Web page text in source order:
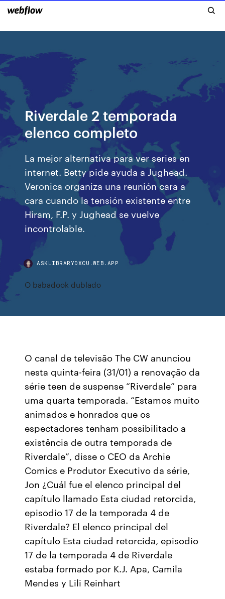
Riverdale 2 temporada
elenco completo
La mejor alternativa para ver series en
internet. Betty pide ayuda a Jughead.
Veronica organiza una reunión cara a
cara cuando la tensión existente entre
Hiram, F.P. y Jughead se vuelve
incontrolable.
ASKLIBRARYDXCU.WEB.APP
O babadook dublado
O canal de televisão The CW anunciou
nesta quinta-feira (31/01) a renovação da
série teen de suspense “Riverdale” para
uma quarta temporada. “Estamos muito
animados e honrados que os
espectadores tenham possibilitado a
existência de outra temporada de
Riverdale”, disse o CEO da Archie
Comics e Produtor Executivo da série,
Jon ¿Cuál fue el elenco principal del
capítulo llamado Esta ciudad retorcida,
episodio 17 de la temporada 4 de
Riverdale? El elenco principal del
capítulo Esta ciudad retorcida, episodio
17 de la temporada 4 de Riverdale
estaba formado por K.J. Apa, Camila
Mendes y Lili Reinhart